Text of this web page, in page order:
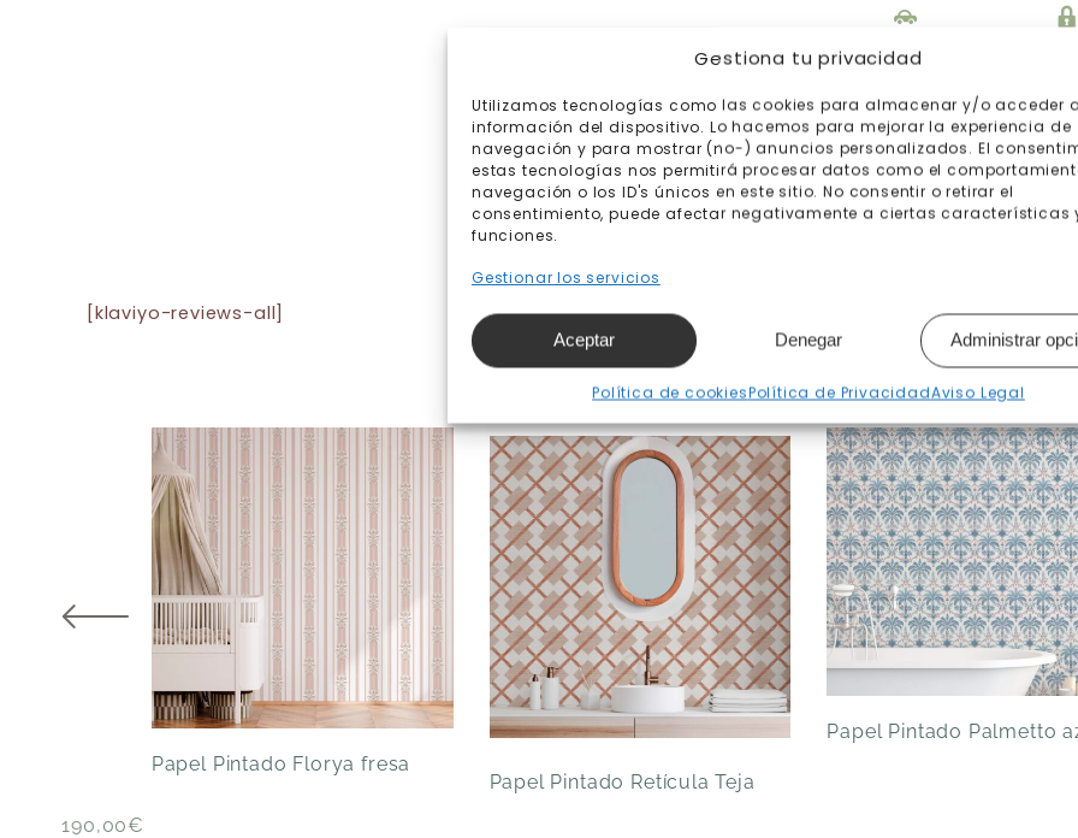
Gestiona tu privacidad
Utilizamos tecnologías como las cookies para almacenar y/o acceder
información del dispositivo. Lo hacemos para mejorar la experiencia de
navegación y para mostrar (no-) anuncios personalizados. El
estas tecnologías nos permitirá procesar datos como el
navegación o los ID's únicos en este sitio. No consentir o retirar el
consentimiento, puede afectar negativamente a ciertas características
funciones.
Gestionar los servicios
Aceptar Denegar Administrar
Política de cookiesPolítica de PrivacidadAviso Legal
partir de 200€
[klaviyo-reviews-all]
Productos relacionados
Papel Pintado Florya fresa
Papel Pintado Retícula Teja
Papel Pintado Palmetto
190,00€